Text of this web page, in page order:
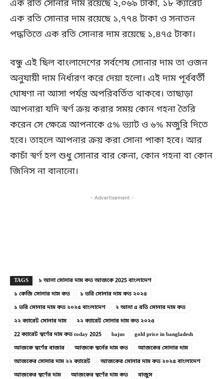
এক রতি সোনার দাম রয়েছে ২,০৬৯ টাকা, ১৮ ক্যারেট
এক রতি সোনার দাম রয়েছে ১,৭৭৪ টাকা ও সনাতন
পদ্ধতিতে এক রতি সোনার দাম রয়েছে ১,৪৭৫ টাকা।
বন্ধু এই ছিল বাংলাদেশের সর্বশেষ সোনার দাম তা ওজন
অনুযায়ী দাম নির্ধারণ করে দেয়া হলো। এই দাম পূর্ববর্তী
ঘোষণা না আসা পর্যন্ত অপরিবর্তিত থাকবে। তাছাড়া
আপনারা যদি স্বর্ণ ক্রয় করার সময় কোন গহনা তৈরি
করেন সে ক্ষেত্রে আপনাকে ৫% ভ্যাট ও ৬% মজুরি দিতে
হবে। তাহলে আপনার ক্রয় করা সোনা পাকা হবে। আর
কাচাঁ স্বর্ণ হল শুধু সোনার বার কেনা, কোন গহনা বা কোন
জিনিস না বানানো।
- Advertisement -
TAGS
১ আনা সোনার দাম কত আজকে 2025 বাংলাদেশ
১ কেজি সোনার দাম কত
১ ভরি সোনার দাম কত ২০২৫
১ ভরি সোনার দাম কত ২০২৫ বাংলাদেশ
২ আনা ৫ রতি সোনার দাম কত
২২ ক্যারেট সোনার দাম
২২ ক্যারেট সোনার দাম কত ২০২৫
22 ক্যারেট স্বর্ণের দাম কত today 2025
bajus
gold price in bangladesh
আজকে স্বর্ণের বাজার
আজকে স্বর্নের দাম কত
আজকের সোনার দাম
আজকের সোনার দাম ২২ ক্যারেট
আজকের সোনার দাম কত ২০২৫ বাংলাদেশ
আজকের স্বর্ণের দাম
আজকের স্বর্ণের দাম কত
বাজুস